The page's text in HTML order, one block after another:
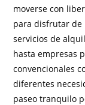
moverse con
para disfrutar de
servicios de
hasta empresas
convencionales
diferentes
paseo tranquilo